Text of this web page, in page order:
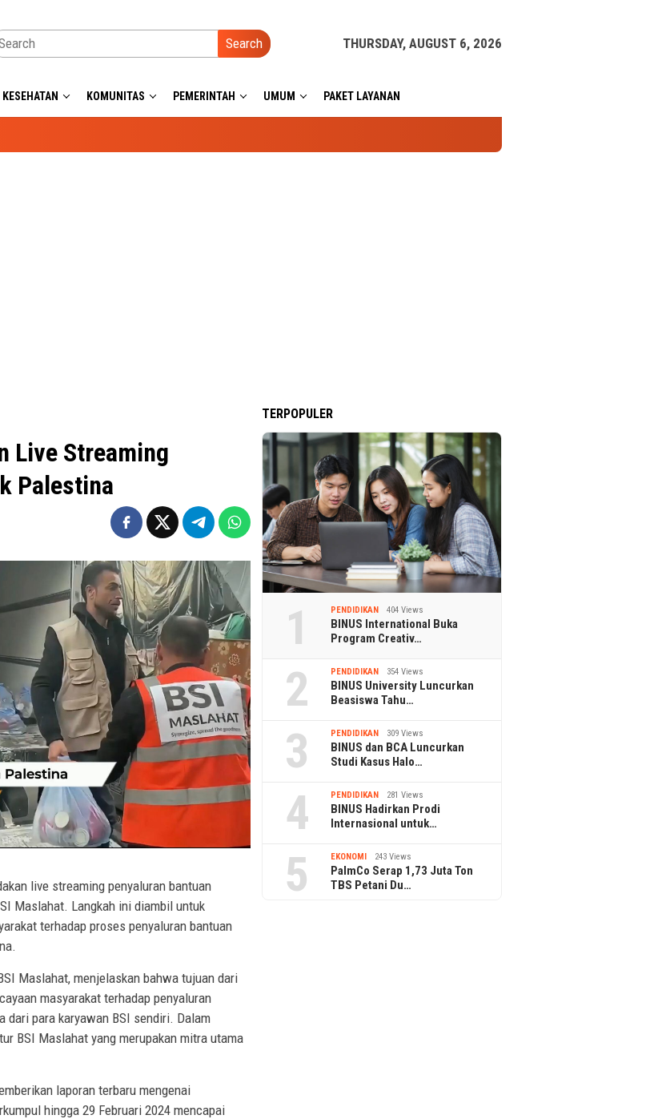
Search THURSDAY, AUGUST 6, 2026
KESEHATAN KOMUNITAS PEMERINTAH UMUM PAKET LAYANAN
Live Streaming
Palestina
live streaming penyaluran bantuan
Maslahat. Langkah ini diambil untuk
terhadap proses penyaluran bantuan
Maslahat, menjelaskan bahwa tujuan dari
masyarakat terhadap penyaluran
dari para karyawan BSI sendiri. Dalam
BSI Maslahat yang merupakan mitra utama
laporan terbaru mengenai
hingga 29 Februari 2024 mencapai
TERPOPULER
1 PENDIDIKAN 404 Views
BINUS International Buka
Program Creativ…
2 PENDIDIKAN 354 Views
BINUS University Luncurkan
Beasiswa Tahu…
3 PENDIDIKAN 309 Views
BINUS dan BCA Luncurkan
Studi Kasus Halo…
4 PENDIDIKAN 281 Views
BINUS Hadirkan Prodi
Internasional untuk…
5 EKONOMI 243 Views
PalmCo Serap 1,73 Juta Ton
TBS Petani Du…